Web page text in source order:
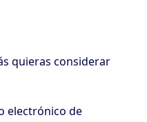
quieras considerar
electrónico de